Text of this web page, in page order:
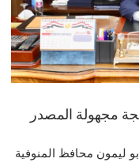
45 كرتونة رنجة مجهولة المصدر
ليمون محافظ المنوفية